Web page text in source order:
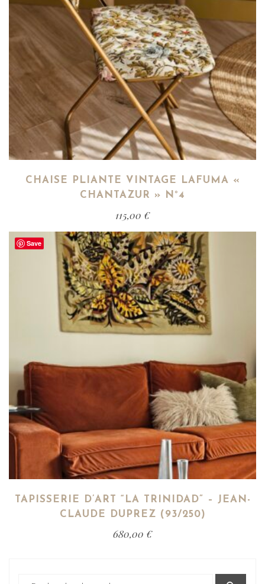
CHAISE PLIANTE VINTAGE LAFUMA «
CHANTAZUR » N°4
115,00 €
Save
TAPISSERIE D’ART “LA TRINIDAD” – JEAN-
CLAUDE DUPREZ (93/250)
680,00 €